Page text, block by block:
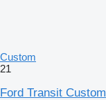
Custom
21
Ford Transit Custom